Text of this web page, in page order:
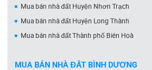
Mua bán nhà đất Huyện Nhơn Trạch
Mua bán nhà đất Huyện Long Thành
Mua bán nhà đất Thành phố Biên Hoà
MUA BÁN NHÀ ĐẤT BÌNH DƯƠNG